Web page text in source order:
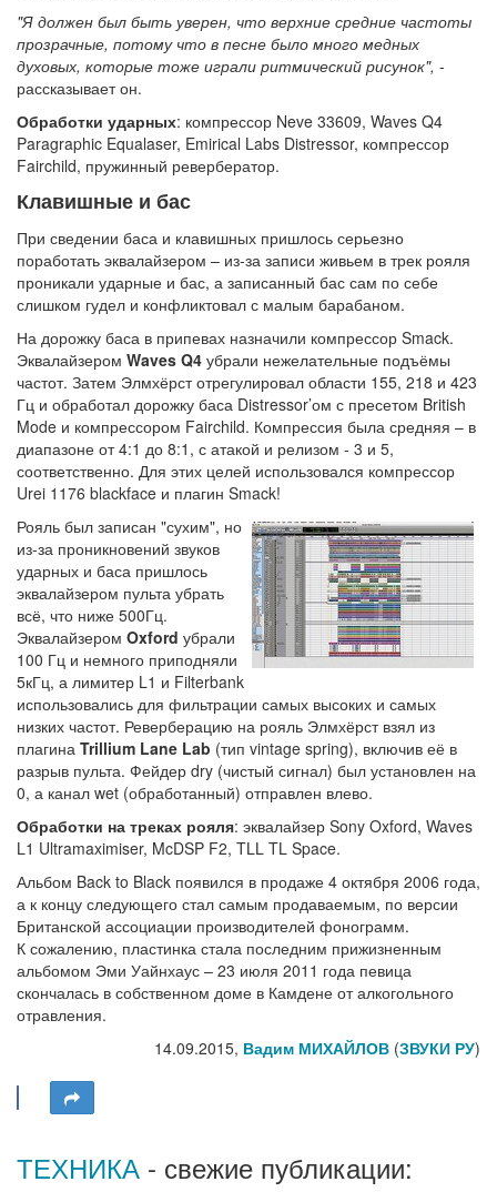
"Я должен был быть уверен, что верхние средние частоты
прозрачные, потому что в песне было много медных
духовых, которые тоже играли ритмический рисунок", -
рассказывает он.
Обработки ударных: компрессор Neve 33609, Waves Q4
Paragraphic Equalaser, Emirical Labs Distressor, компрессор
Fairchild, пружинный ревербератор.
Клавишные и бас
При сведении баса и клавишных пришлось серьезно
поработать эквалайзером – из-за записи живьем в трек рояля
проникали ударные и бас, а записанный бас сам по себе
слишком гудел и конфликтовал с малым барабаном.
На дорожку баса в припевах назначили компрессор Smack.
Эквалайзером Waves Q4 убрали нежелательные подъёмы
частот. Затем Элмхёрст отрегулировал области 155, 218 и 423
Гц и обработал дорожку баса Distressor’ом с пресетом British
Mode и компрессором Fairchild. Компрессия была средняя – в
диапазоне от 4:1 до 8:1, с атакой и релизом - 3 и 5,
соответственно. Для этих целей использовался компрессор
Urei 1176 blackface и плагин Smack!
Рояль был записан "сухим", но
из-за проникновений звуков
ударных и баса пришлось
эквалайзером пульта убрать
всё, что ниже 500Гц.
Эквалайзером Oxford убрали
100 Гц и немного приподняли
5кГц, а лимитер L1 и Filterbank
использовались для фильтрации самых высоких и самых
низких частот. Реверберацию на рояль Элмхёрст взял из
плагина Trillium Lane Lab (тип vintage spring), включив её в
разрыв пульта. Фейдер dry (чистый сигнал) был установлен на
0, а канал wet (обработанный) отправлен влево.
Обработки на треках рояля: эквалайзер Sony Oxford, Waves
L1 Ultramaximiser, McDSP F2, TLL TL Space.
Альбом Back to Black появился в продаже 4 октября 2006 года,
а к концу следующего стал самым продаваемым, по версии
Британской ассоциации производителей фонограмм.
К сожалению, пластинка стала последним прижизненным
альбомом Эми Уайнхаус – 23 июля 2011 года певица
скончалась в собственном доме в Камдене от алкогольного
отравления.
14.09.2015, Вадим МИХАЙЛОВ (ЗВУКИ РУ)
ТЕХНИКА - свежие публикации: